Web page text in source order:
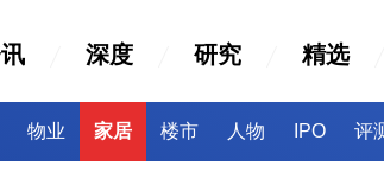
深度 研究 精选
物业 家居 楼市 人物 IPO 评